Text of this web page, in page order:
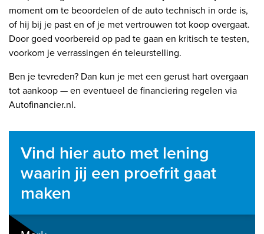
moment om te beoordelen of de auto technisch in orde is,
of hij bij je past en of je met vertrouwen tot koop overgaat.
Door goed voorbereid op pad te gaan en kritisch te testen,
voorkom je verrassingen én teleurstelling.
Ben je tevreden? Dan kun je met een gerust hart overgaan
tot aankoop — en eventueel de financiering regelen via
Autofinancier.nl.
Vind hier auto met lening
waarin jij een proefrit gaat
maken